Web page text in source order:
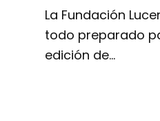
La Fundación
todo preparado
edición de…